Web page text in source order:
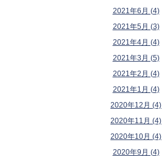
2021年6月 (4)
2021年5月 (3)
2021年4月 (4)
2021年3月 (5)
2021年2月 (4)
2021年1月 (4)
2020年12月 (4)
2020年11月 (4)
2020年10月 (4)
2020年9月 (4)